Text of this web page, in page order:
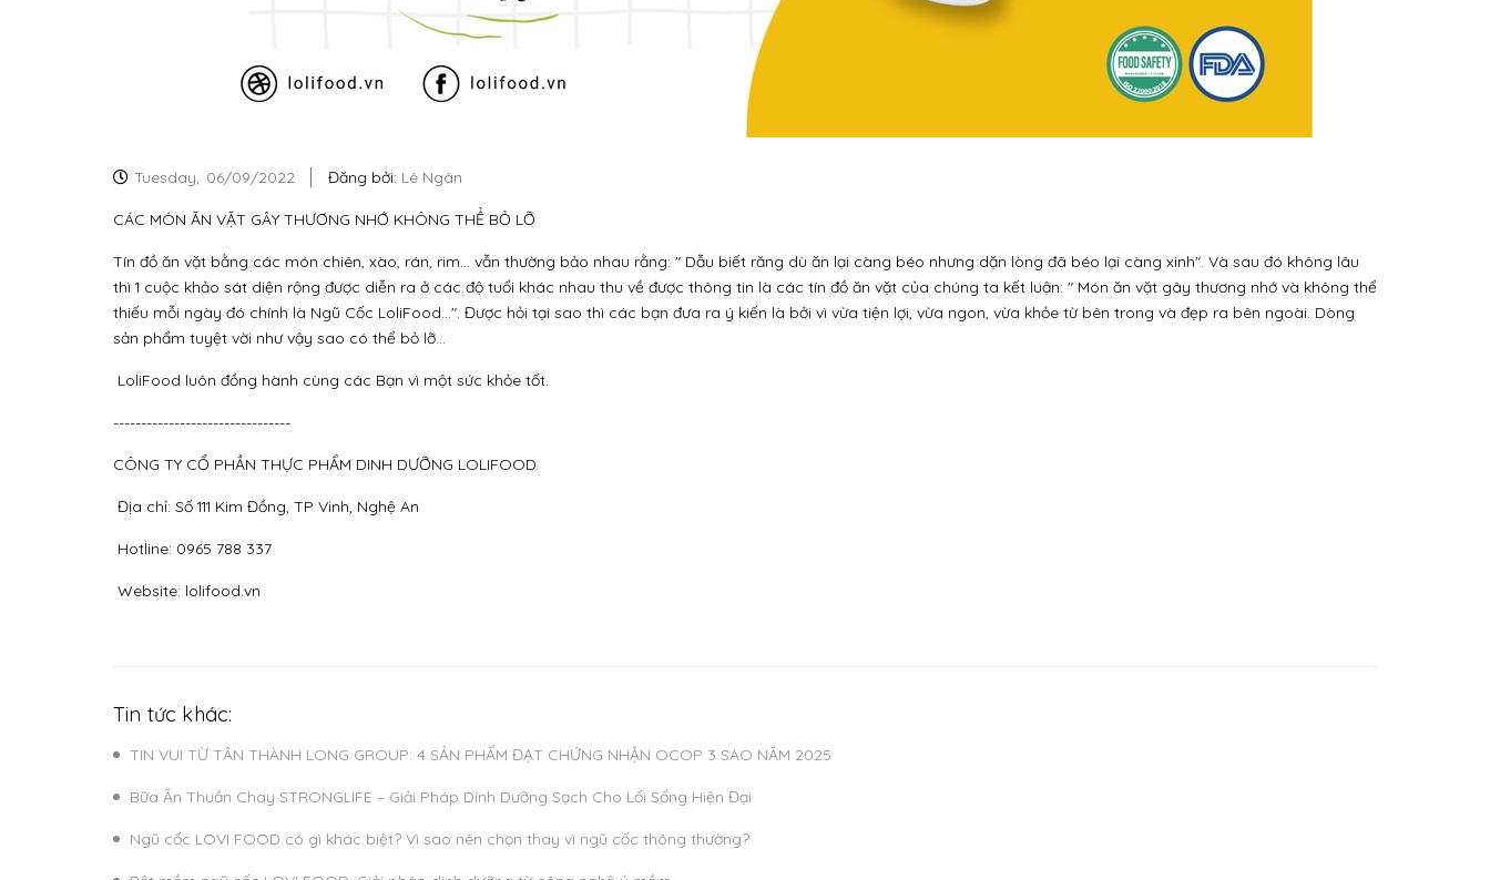
Tuesday, 06/09/2022 Đăng bởi: Lê Ngân
CÁC MÓN ĂN VẶT GÂY THƯƠNG NHỚ KHÔNG THỂ BỎ LỠ
Tín đồ ăn vặt bằng các món chiên, xào, rán, rim... vẫn thường bảo nhau rằng: " Dẫu biết răng dù ăn lại càng béo nhưng dặn lòng đã béo lại càng xinh". Và sau đó không lâu
thì 1 cuộc khảo sát diện rộng được diễn ra ở các độ tuổi khác nhau thu về được thông tin là các tín đồ ăn vặt của chúng ta kết luận: " Món ăn vặt gây thương nhớ và không thể
thiếu mỗi ngày đó chính là Ngũ Cốc LoliFood...". Được hỏi tại sao thì các bạn đưa ra ý kiến là bởi vì vừa tiện lợi, vừa ngon, vừa khỏe từ bên trong và đẹp ra bên ngoài. Dòng
sản phẩm tuyệt vời như vậy sao có thể bỏ lỡ...
LoliFood luôn đồng hành cùng các Bạn vì một sức khỏe tốt.
--------------------------------
CÔNG TY CỔ PHẦN THỰC PHẨM DINH DƯỠNG LOLIFOOD
Địa chỉ: Số 111 Kim Đồng, TP Vinh, Nghệ An
Hotline: 0965 788 337
Website: lolifood.vn
Tin tức khác:
TIN VUI TỪ TÂN THÀNH LONG GROUP: 4 SẢN PHẨM ĐẠT CHỨNG NHẬN OCOP 3 SAO NĂM 2025
Bữa Ăn Thuần Chay STRONGLIFE – Giải Pháp Dinh Dưỡng Sạch Cho Lối Sống Hiện Đại
Ngũ cốc LOVI FOOD có gì khác biệt? Vì sao nên chọn thay vì ngũ cốc thông thường?